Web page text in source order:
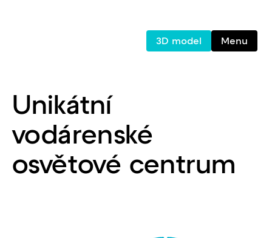
3D model Menu
Unikátní
vodárenské
osvětové centrum